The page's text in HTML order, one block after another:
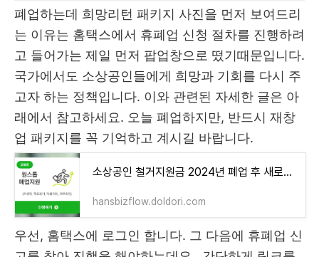
폐업하는데 희망리턴 패키지 사진을 먼저 보여드리
는 이유는 홈택스에서 휴폐업 신청 절차를 진행하려
고 들어가는 제일 먼저 팝업창으로 떴기때문입니다.
국가에서도 소상공인들에게 희망과 기회를 다시 주
고자 하는 정책입니다. 이와 관련된 자세한 글은 아
래에서 참고하세요. 오늘 폐업하지만, 반드시 재창
업 패키지를 꼭 기억하고 계시길 바랍니다.
소상공인 철거지원금 2024년 폐업 후 새로운 희망리턴패키지
hansbizflow.doldori.com
우선, 홈택스에 로그인 합니다. 그 다음에 휴폐업 신